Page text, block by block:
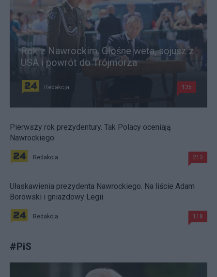
Rok z Nawrockim. Głośne weta, sojusz z
USA i powrót do Trójmorza
Redakcja 135
Pierwszy rok prezydentury. Tak Polacy oceniają
Nawrockiego
Redakcja 213
Ułaskawienia prezydenta Nawrockiego. Na liście Adam
Borowski i gniazdowy Legii
Redakcja 118
#PiS